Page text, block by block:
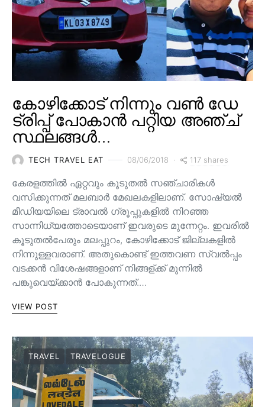
കോഴിക്കോട് നിന്നും വൺ ഡേ
ട്രിപ്പ് പോകാൻ പറ്റിയ അഞ്ച്
സ്ഥലങ്ങൾ…
TECH TRAVEL EAT 08/06/2018 117 shares
കേരളത്തിൽ ഏറ്റവും കൂടുതൽ സഞ്ചാരികൾ
വസിക്കുന്നത് മലബാർ മേഖലകളിലാണ്. സോഷ്യൽ
മീഡിയയിലെ ട്രാവൽ ഗ്രൂപ്പുകളിൽ നിറഞ്ഞ
സാന്നിധ്യത്തോടെയാണ് ഇവരുടെ മുന്നേറ്റം. ഇവരിൽ
കൂടുതൽപേരും മലപ്പുറം, കോഴിക്കോട് ജില്ലകളിൽ
നിന്നുള്ളവരാണ്. അതുകൊണ്ട് ഇത്തവണ സ്വൽപ്പം
വടക്കൻ വിശേഷങ്ങളാണ് നിങ്ങള്ക്ക് മുന്നിൽ
പങ്കുവെയ്ക്കാൻ പോകുന്നത്.…
VIEW POST
TRAVEL TRAVELOGUE